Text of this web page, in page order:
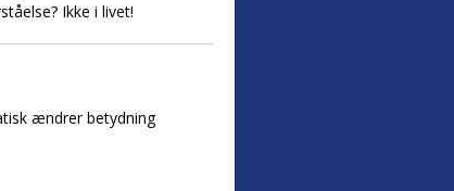
Ikke i livet!
ændrer betydning